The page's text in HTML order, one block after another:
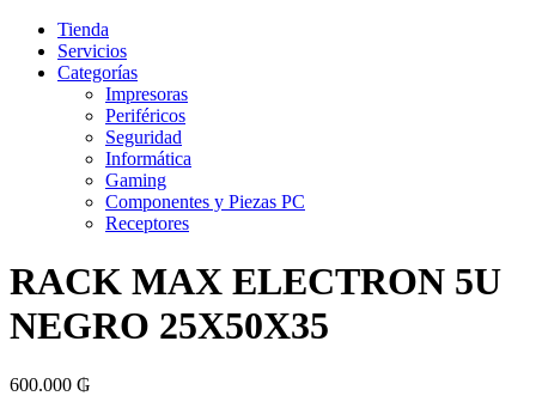
Tienda
Servicios
Categorías
Impresoras
Periféricos
Seguridad
Informática
Gaming
Componentes y Piezas PC
Receptores
RACK MAX ELECTRON 5U
NEGRO 25X50X35
600.000 ₲